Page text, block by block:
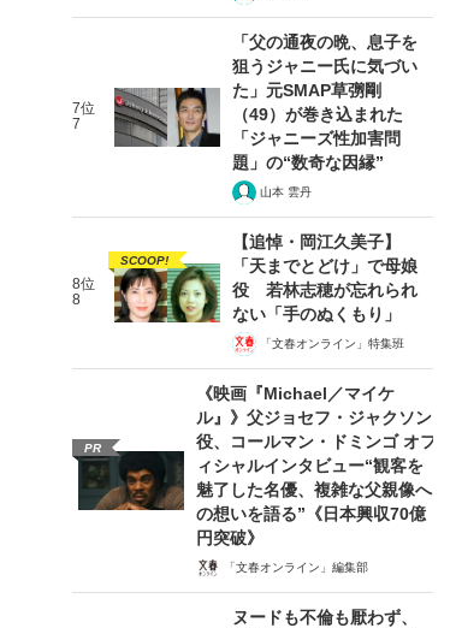
7位
7
「父の通夜の晩、息子を
狙うジャニー氏に気づい
た」元SMAP草彅剛
（49）が巻き込まれた
「ジャニーズ性加害問
題」の“数奇な因縁”
山本 雲丹
8位
8
SCOOP!
【追悼・岡江久美子】
「天までとどけ」で母娘
役 若林志穂が忘れられ
ない「手のぬくもり」
「文春オンライン」特集班
PR
《映画『Michael／マイケ
ル』》父ジョセフ・ジャクソン
役、コールマン・ドミンゴ オフ
ィシャルインタビュー“観客を
魅了した名優、複雑な父親像へ
の想いを語る”《日本興収70億
円突破》
「文春オンライン」編集部
ヌードも不倫も厭わず、